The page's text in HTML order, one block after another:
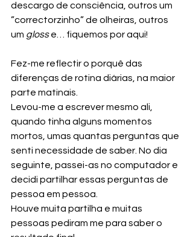
descargo de consciência, outros um
”correctorzinho” de olheiras, outros
um gloss e… fiquemos por aqui!
Fez-me reflectir o porquê das
diferenças de rotina diárias, na maior
parte matinais.
Levou-me a escrever mesmo ali,
quando tinha alguns momentos
mortos, umas quantas perguntas que
senti necessidade de saber. No dia
seguinte, passei-as no computador e
decidi partilhar essas perguntas de
pessoa em pessoa.
Houve muita partilha e muitas
pessoas pediram me para saber o